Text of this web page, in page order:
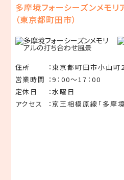
多摩境フォーシーズンメモリ
（東京都町⽥市）
住所
東京都町⽥市⼩⼭
営業時間
9：00〜17：00
定休⽇
⽔曜⽇
アクセス
京王相模原線「多摩